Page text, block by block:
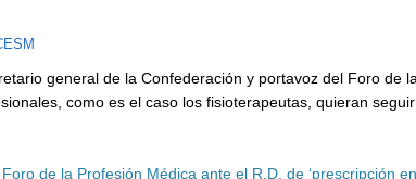
general de la Confederación y portavoz del Foro de
como es el caso los fisioterapeutas, quieran
de la Profesión Médica ante el R.D. de ‘prescripción